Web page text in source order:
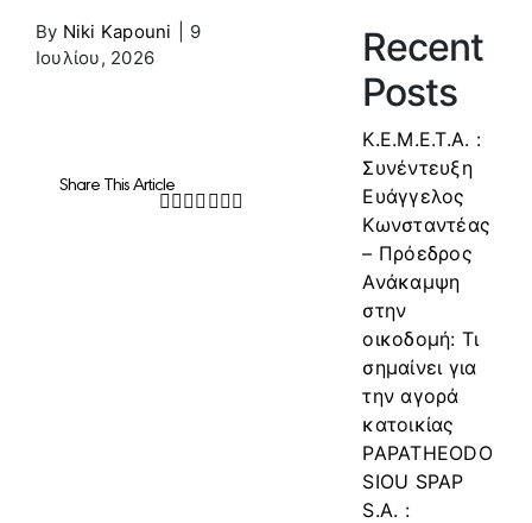
By Niki Kapouni
9
Ιουλίου, 2026
Share This Article
Facebook
Twitter
LinkedIn
WhatsApp
Tumblr
Pinterest
Recent
Posts
Κ.Ε.Μ.Ε.Τ.Α. :
Συνέντευξη
Ευάγγελος
Κωνσταντέας
– Πρόεδρος
Ανάκαμψη
στην
οικοδομή: Τι
σημαίνει για
την αγορά
κατοικίας
PAPATHEODO
SIOU SPAP
S.A. :